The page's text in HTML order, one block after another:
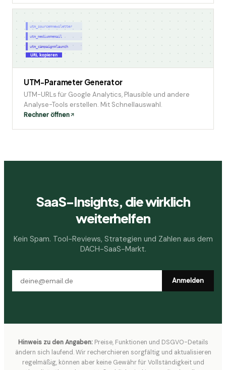
utm_source=newsletter
utm_medium=email
utm_campaign=launch
URL kopieren
UTM-Parameter Generator
UTM-URLs für Google Analytics, Plausible und andere
Analyse-Tools erstellen. Mit Schnellauswahl.
Rechner öffnen
SaaS-Insights, die wirklich
weiterhelfen
Kein Spam. Tool-Reviews, Strategien und Zahlen aus dem
DACH-SaaS-Markt.
Anmelden
Hinweis zu den Angaben: Preise, Funktionen und DSGVO-Details
ändern sich laufend. Wir recherchieren sorgfältig und aktualisieren
regelmäßig, können aber keine Gewähr für Vollständigkeit und